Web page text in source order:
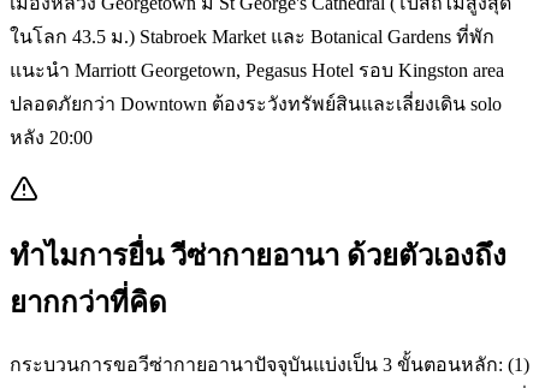
ในโลก 43.5 ม.) Stabroek Market และ Botanical Gardens ที่พัก
แนะนำ Marriott Georgetown, Pegasus Hotel รอบ Kingston area
ปลอดภัยกว่า Downtown ต้องระวังทรัพย์สินและเลี่ยงเดิน solo
หลัง 20:00
ทำไมการยื่นวีซ่ากายอานา ด้วยตัวเองถึง
ยากกว่าที่คิด
กระบวนการขอวีซ่ากายอานาปัจจุบันแบ่งเป็น 3 ขั้นตอนหลัก: (1)